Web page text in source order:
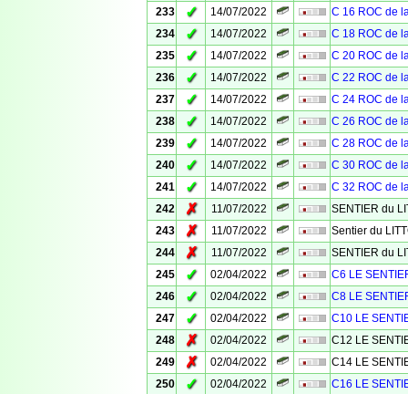
233
✓ 14/07/2022
C 16 ROC de
234
✓ 14/07/2022
C 18 ROC de
235
✓ 14/07/2022
C 20 ROC de
236
✓ 14/07/2022
C 22 ROC de
237
✓ 14/07/2022
C 24 ROC de
238
✓ 14/07/2022
C 26 ROC de
239
✓ 14/07/2022
C 28 ROC de
240
✓ 14/07/2022
C 30 ROC de
241
✓ 14/07/2022
C 32 ROC de
242
✗ 11/07/2022
SENTIER du
243
✗ 11/07/2022
Sentier du
244
✗ 11/07/2022
SENTIER du
245
✓ 02/04/2022
C6 LE
246
✓ 02/04/2022
C8 LE
247
✓ 02/04/2022
C10 LE
248
✗ 02/04/2022
C12 LE
249
✗ 02/04/2022
C14 LE
250
✓ 02/04/2022
C16 LE